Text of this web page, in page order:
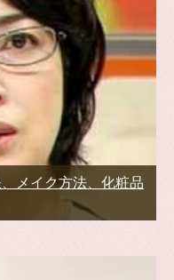
メイク方法、化粧品